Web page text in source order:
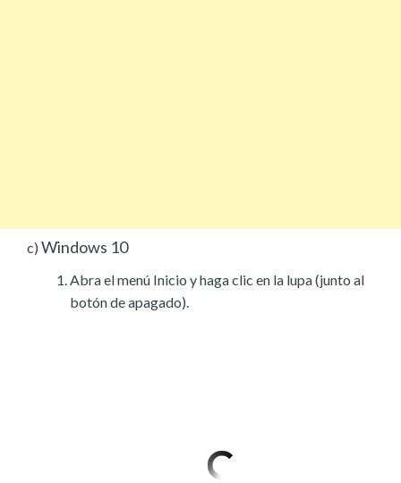
c) Windows 10
Abra el menú Inicio y haga clic en la lupa (junto al
botón de apagado).